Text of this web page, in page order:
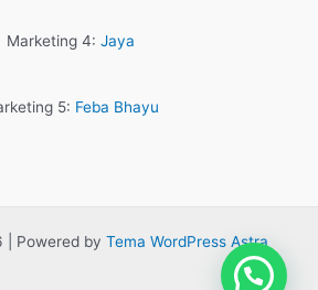
Marketing 4: Jaya
5: Feba Bhayu
Powered by Tema WordPress Astra